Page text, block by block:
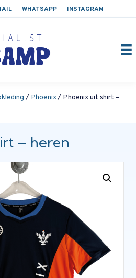
WHATSAPP INSTAGRAM
/ Phoenix/ Phoenix uit shirt –
– heren